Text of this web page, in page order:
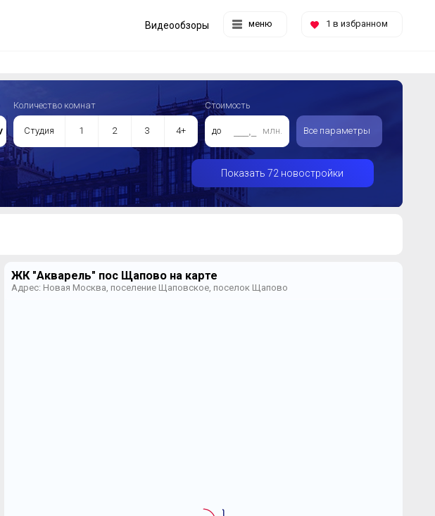
меню 1 в избранном
Видеообзоры
Количество комнат
Студия 1 2 3 4+
Стоимость
до млн. Все параметры
Показать 72 новостройки
ЖК "Акварель" пос Щапово на карте
Адрес: Новая Москва, поселение Щаповское, поселок Щапово